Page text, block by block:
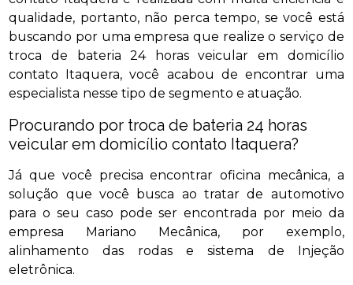
qualidade, portanto, não perca tempo, se você está
buscando por uma empresa que realize o serviço de
troca de bateria 24 horas veicular em domicílio
contato Itaquera, você acabou de encontrar uma
especialista nesse tipo de segmento e atuação.
Procurando por troca de bateria 24 horas
veicular em domicílio contato Itaquera?
Já que você precisa encontrar oficina mecânica, a
solução que você busca ao tratar de automotivo
para o seu caso pode ser encontrada por meio da
empresa Mariano Mecânica, por exemplo,
alinhamento das rodas e sistema de Injeção
eletrônica.